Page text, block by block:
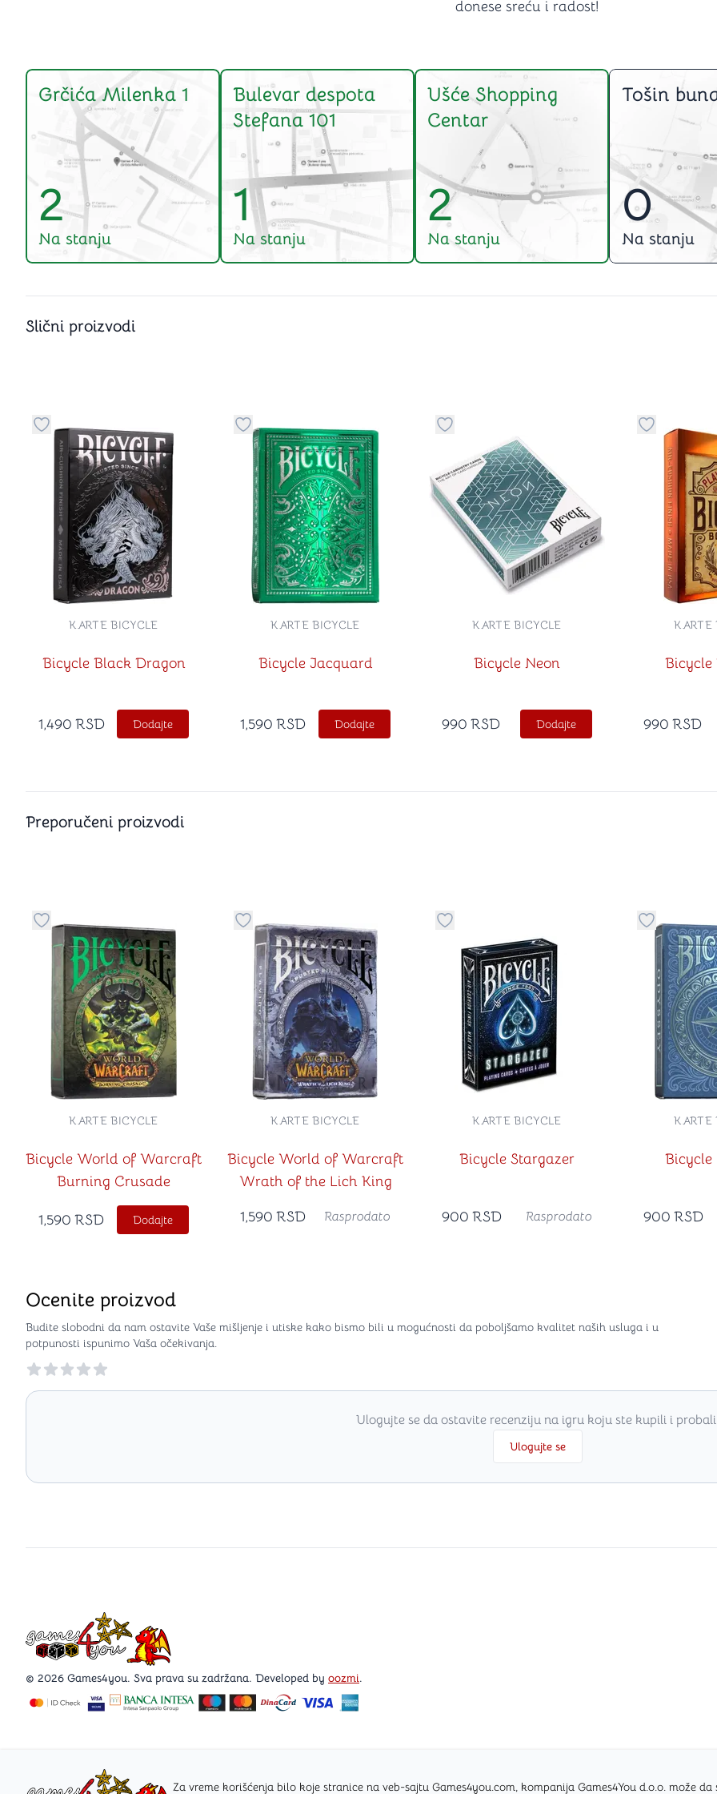
Za vreme korišćenja bilo koje stranice na veb-sajtu Games4you.com, kompanija Games4You d.o.o. može da
donese sreću i radost!
Grčića Milenka 1
2
Na stanju
Bulevar despota
Stefana 101
1
Na stanju
Ušće Shopping
Centar
2
Na stanju
Tošin
0
Na stanju
Slični proizvodi
Dugme za dodavanje stvari u kategoriju omiljeno
Bicycle Black Dragon
KARTE BICYCLE
1,490 RSD Dodajte
Dugme za dodavanje stvari u kategoriju omiljeno
Bicycle Jacquard
KARTE BICYCLE
1,590 RSD Dodajte
Dugme za dodavanje stvari u kategoriju
Bicycle Neon
KARTE BICYCLE
990 RSD Dodajte
Dugme za
Bicycle
KARTE
990 RSD
Preporučeni proizvodi
Dugme za dodavanje stvari u kategoriju omiljeno
Bicycle World of Warcraft
Burning Crusade
KARTE BICYCLE
1,590 RSD Dodajte
Dugme za dodavanje stvari u kategoriju omiljeno
Bicycle World of Warcraft
Wrath of the Lich King
KARTE BICYCLE
1,590 RSD Rasprodato
Dugme za dodavanje stvari u kategoriju
Bicycle Stargazer
KARTE BICYCLE
900 RSD Rasprodato
Dugme za
Bicycle
KARTE
900 RSD
Ocenite proizvod
Budite slobodni da nam ostavite Vaše mišljenje i utiske kako bismo bili u mogućnosti da poboljšamo kvalitet naših usluga i u
potpunosti ispunimo Vaša očekivanja.
Reviews
Ulogujte se da ostavite recenziju na igru koju ste kupili i
Ulogujte se
Games4you logo
© 2026 Games4you. Sva prava su zadržana. Developed by oozmi.